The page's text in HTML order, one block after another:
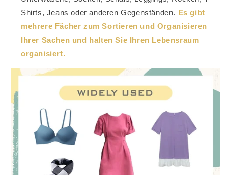
Shirts, Jeans oder anderen Gegenständen. Es gibt
mehrere Fächer zum Sortieren und Organisieren
Ihrer Sachen und halten Sie Ihren Lebensraum
organisiert.